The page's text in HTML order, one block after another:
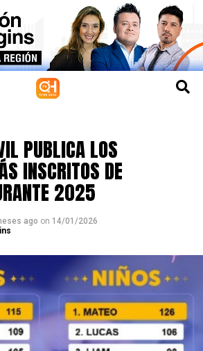
PUBLICA LOS
INSCRITOS DE
2025
ago on 14/01/2026